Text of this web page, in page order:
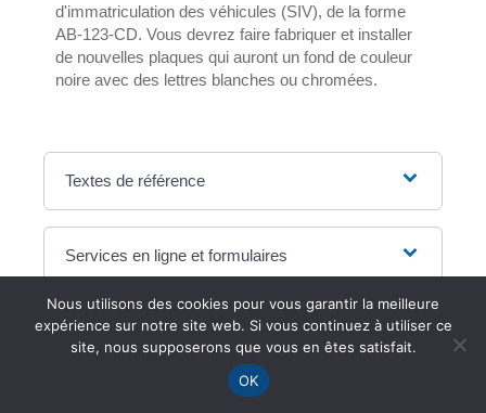
d'immatriculation des véhicules (SIV), de la forme
AB-123-CD. Vous devrez faire fabriquer et installer
de nouvelles plaques qui auront un fond de couleur
noire avec des lettres blanches ou chromées.
Textes de référence
Services en ligne et formulaires
Questions ? Réponses !
Contrôle technique d'un véhicule de
collection : quelles sont les règles ?
Nous utilisons des cookies pour vous garantir la meilleure
expérience sur notre site web. Si vous continuez à utiliser ce
site, nous supposerons que vous en êtes satisfait.
OK